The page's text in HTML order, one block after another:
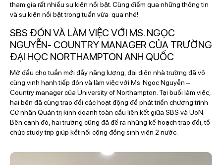
tham gia rất nhiều sự kiện nổi bật. Cùng điểm qua những thông tin
và sự kiện nổi bật trong tuần vừa qua nhé!
SBS ĐÓN VÀ LÀM VIỆC VỚI MS. NGỌC
NGUYỄN- COUNTRY MANAGER CỦA TRƯỜNG
ĐẠI HỌC NORTHAMPTON ANH QUỐC
Mở đầu cho tuần mới đầy năng lượng, đại diện nhà trường đã vô
cùng vinh hạnh tiếp đón và làm việc với Ms. Ngọc Nguyễn –
Country manager của University of Northampton. Tại buổi làm việc,
hai bên đã cùng trao đổi các hoạt động để phát triển chương trình
Cử nhân Quản trị kinh doanh toàn cầu liên kết giữa SBS và UoN.
Bên cạnh đó, hai trường cũng đã đề ra những kế hoạch trao đổi, tổ
chức study trip giúp kết nối cộng đồng sinh viên 2 nước.